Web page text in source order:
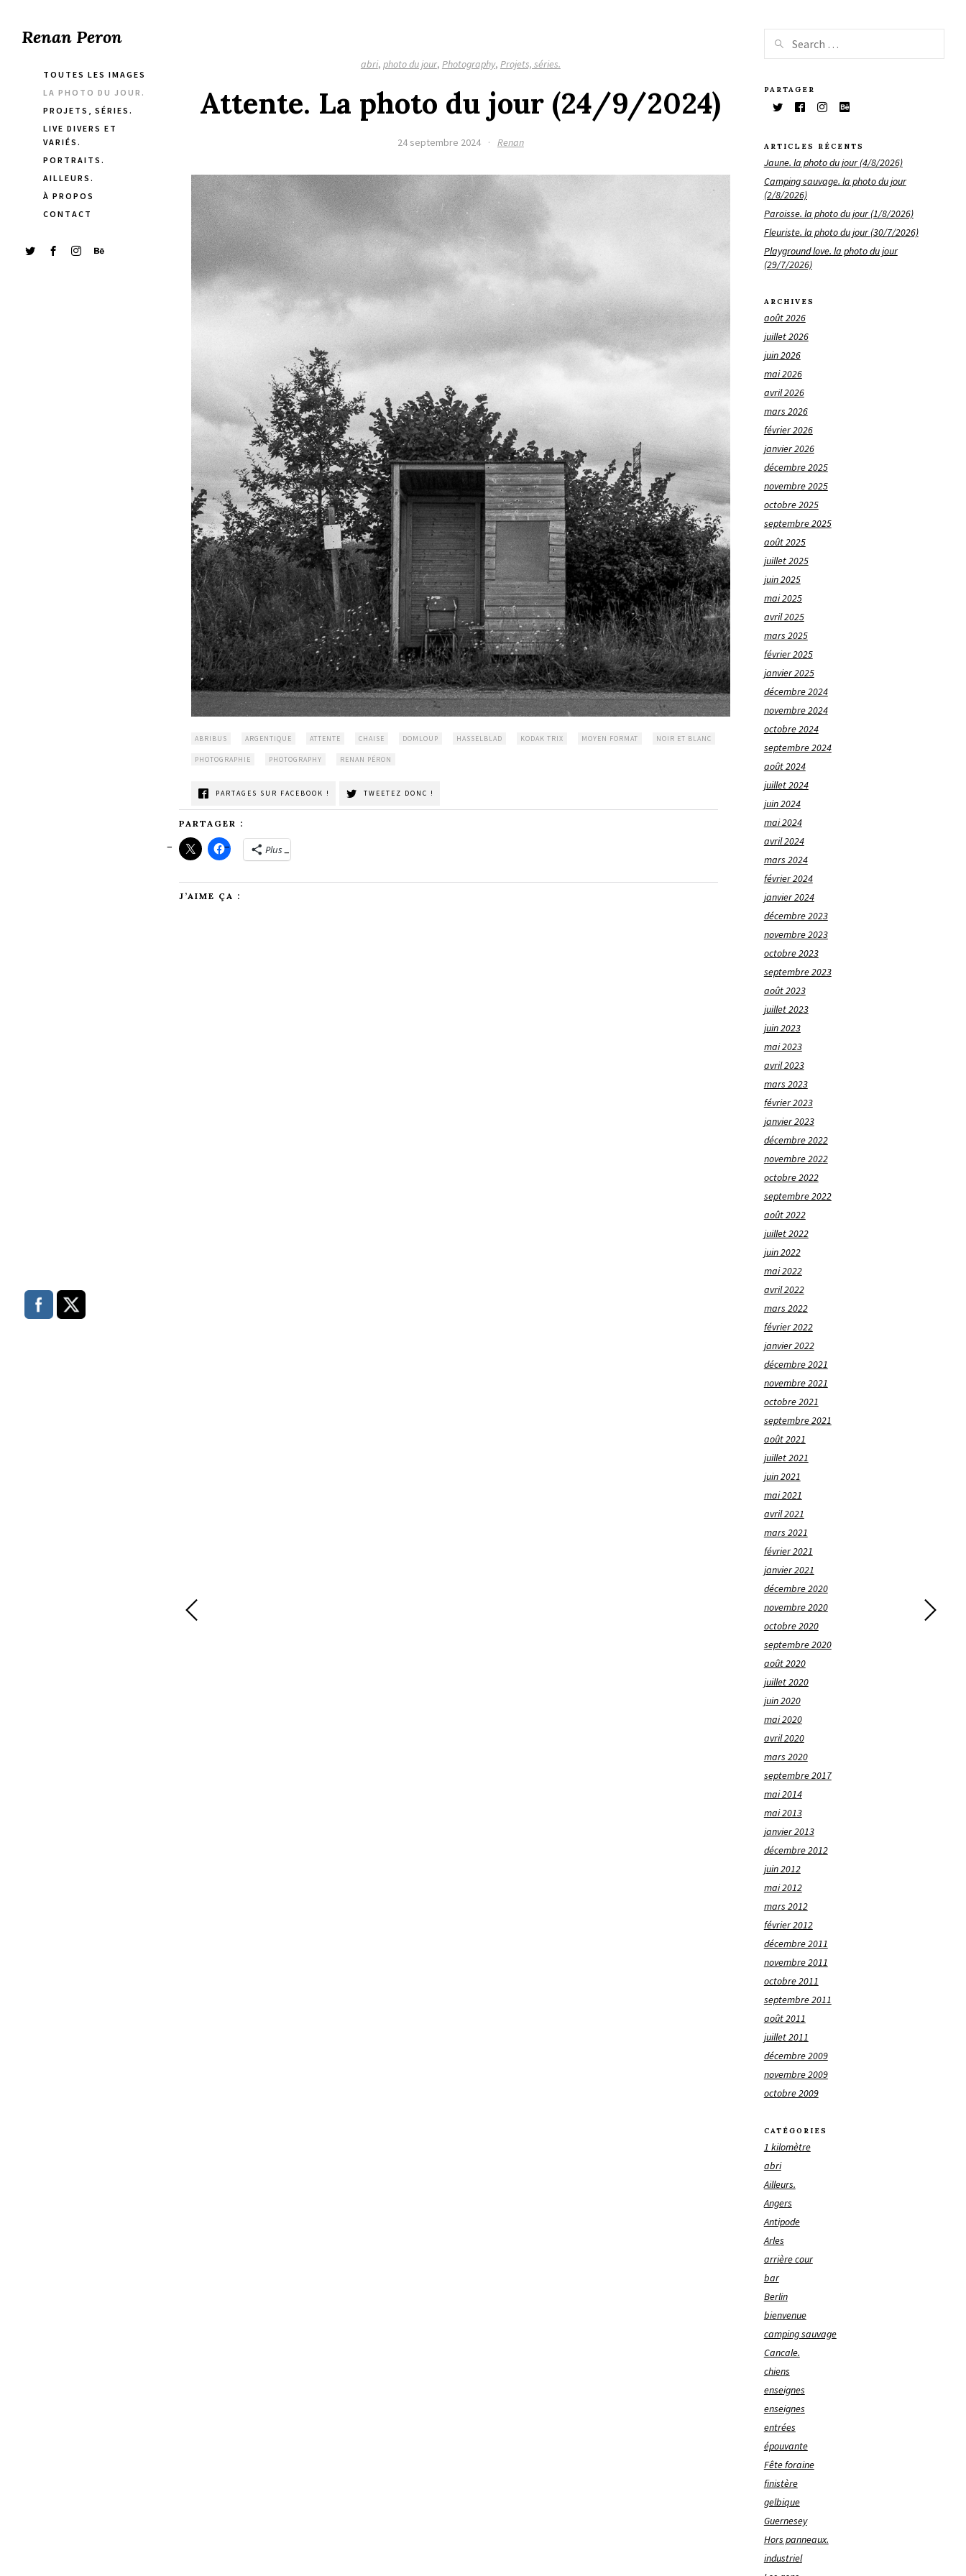
Renan Peron
TOUTES LES IMAGES
LA PHOTO DU JOUR.
PROJETS, SÉRIES.
LIVE DIVERS ET
VARIÉS.
PORTRAITS.
AILLEURS.
À PROPOS
CONTACT
abri, photo du jour, Photography, Projets, séries.
Attente. La photo du jour (24/9/2024)
24 septembre 2024 · Renan
ABRIBUS ARGENTIQUE ATTENTE CHAISE DOMLOUP HASSELBLAD KODAK TRIX MOYEN FORMAT NOIR ET BLANC
PHOTOGRAPHIE PHOTOGRAPHY RENAN PÉRON
PARTAGES SUR FACEBOOK ! TWEETEZ DONC !
PARTAGER :
Plus
J’AIME ÇA :
PARTAGER
ARTICLES RÉCENTS
Jaune. la photo du jour (4/8/2026)
Camping sauvage. la photo du jour
(2/8/2026)
Paroisse. la photo du jour (1/8/2026)
Fleuriste. la photo du jour (30/7/2026)
Playground love. la photo du jour
(29/7/2026)
ARCHIVES
août 2026
juillet 2026
juin 2026
mai 2026
avril 2026
mars 2026
février 2026
janvier 2026
décembre 2025
novembre 2025
octobre 2025
septembre 2025
août 2025
juillet 2025
juin 2025
mai 2025
avril 2025
mars 2025
février 2025
janvier 2025
décembre 2024
novembre 2024
octobre 2024
septembre 2024
août 2024
juillet 2024
juin 2024
mai 2024
avril 2024
mars 2024
février 2024
janvier 2024
décembre 2023
novembre 2023
octobre 2023
septembre 2023
août 2023
juillet 2023
juin 2023
mai 2023
avril 2023
mars 2023
février 2023
janvier 2023
décembre 2022
novembre 2022
octobre 2022
septembre 2022
août 2022
juillet 2022
juin 2022
mai 2022
avril 2022
mars 2022
février 2022
janvier 2022
décembre 2021
novembre 2021
octobre 2021
septembre 2021
août 2021
juillet 2021
juin 2021
mai 2021
avril 2021
mars 2021
février 2021
janvier 2021
décembre 2020
novembre 2020
octobre 2020
septembre 2020
août 2020
juillet 2020
juin 2020
mai 2020
avril 2020
mars 2020
septembre 2017
mai 2014
mai 2013
janvier 2013
décembre 2012
juin 2012
mai 2012
mars 2012
février 2012
décembre 2011
novembre 2011
octobre 2011
septembre 2011
août 2011
juillet 2011
décembre 2009
novembre 2009
octobre 2009
CATÉGORIES
1 kilomètre
abri
Ailleurs.
Angers
Antipode
Arles
arrière cour
bar
Berlin
bienvenue
camping sauvage
Cancale.
chiens
enseignes
enseignes
entrées
épouvante
Fête foraine
finistère
gelbique
Guernesey
Hors panneaux.
industriel